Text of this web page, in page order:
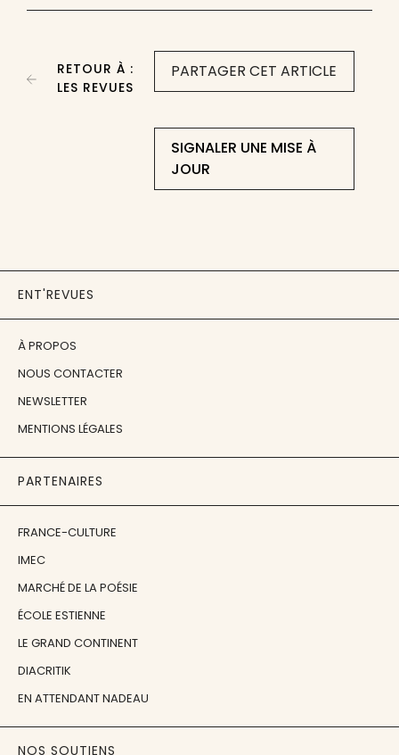
PARTAGER CET ARTICLE
SIGNALER UNE MISE À
JOUR
RETOUR À :
LES REVUES
ENT'REVUES
À PROPOS
NOUS CONTACTER
NEWSLETTER
MENTIONS LÉGALES
PARTENAIRES
FRANCE-CULTURE
IMEC
MARCHÉ DE LA POÉSIE
ÉCOLE ESTIENNE
LE GRAND CONTINENT
DIACRITIK
EN ATTENDANT NADEAU
NOS SOUTIENS